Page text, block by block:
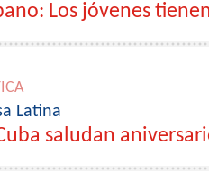
Los jóvenes
Latina
saludan